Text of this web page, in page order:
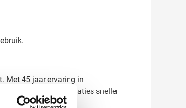
Met 45 jaar ervaring in
het hart van je relaties sneller